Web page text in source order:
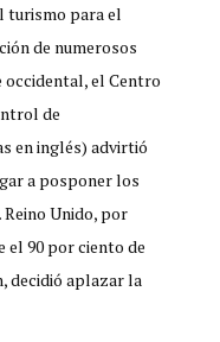
turismo para el
de numerosos
occidental, el Centro
de
en inglés) advirtió
a posponer los
Unido, por
el 90 por ciento de
decidió aplazar la